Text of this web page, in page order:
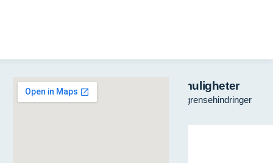
Turisme
samarbeid
Grensemuligheter
Løsninger av grensehindringer